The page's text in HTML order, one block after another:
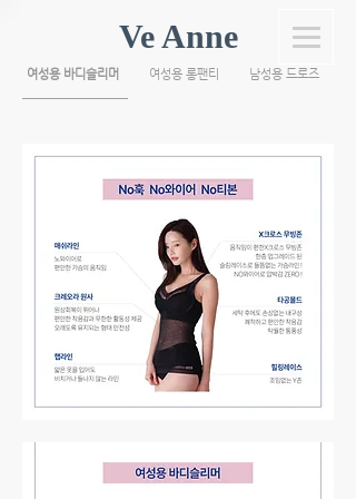
Ve Anne
여성용 바디슬리머 여성용 롱팬티 남성용 드로즈